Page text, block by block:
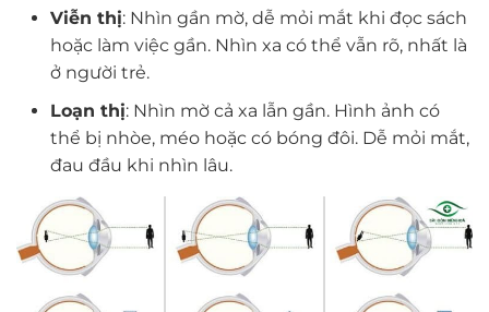
Viễn thị: Nhìn gần mờ, dễ mỏi mắt khi đọc sách
hoặc làm việc gần. Nhìn xa có thể vẫn rõ, nhất là
ở người trẻ.
Loạn thị: Nhìn mờ cả xa lẫn gần. Hình ảnh có
thể bị nhòe, méo hoặc có bóng đôi. Dễ mỏi mắt,
đau đầu khi nhìn lâu.